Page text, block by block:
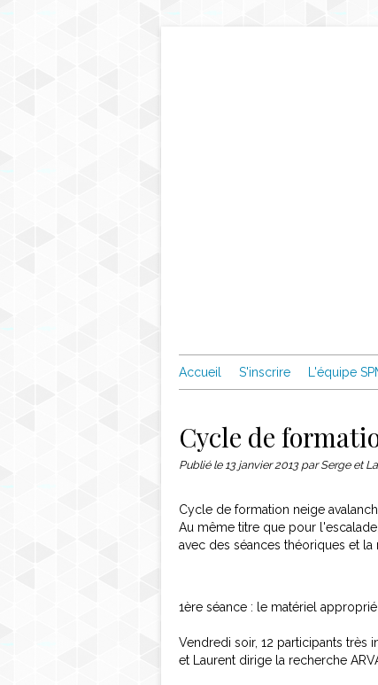
Accueil S'inscrire L'équipe
Cycle de
Publié le 13 janvier 2013 par Serge et
Cycle de formation neige
Au même titre que pour
avec des séances théoriques et la
1ère séance : le matériel
Vendredi soir, 12 participants très
et Laurent dirige la recherche